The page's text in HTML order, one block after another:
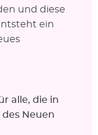
und diese
ein
alle, die in
Neuen